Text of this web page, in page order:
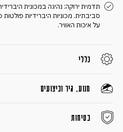
תדמית ירוקה: נהיגה במכונית
סביבתית. מכוניות היברידיות
על איכות האוויר.
כללי
מנוע, גיר וביצועים
בטיחות